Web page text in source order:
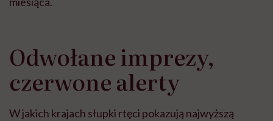
Odwołane imprezy,
czerwone alerty
W jakich krajach słupki rtęci pokazują najwyższą